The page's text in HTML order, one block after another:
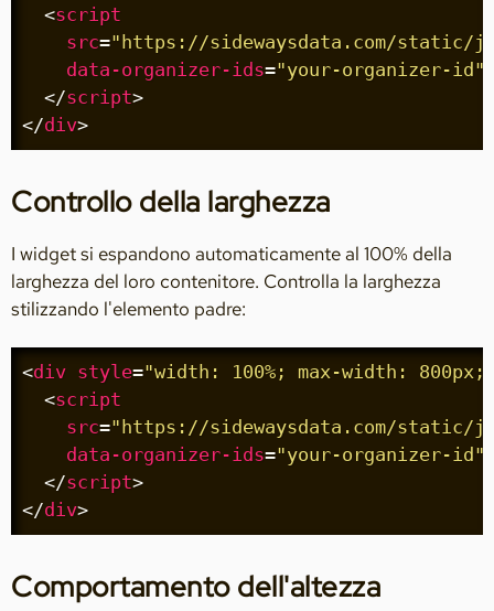
<script
src="https://sidewaysdata.com/static/
data-organizer-ids="your-organizer-id"
</script>
</div>
Controllo della larghezza
I widget si espandono automaticamente al 100% della
larghezza del loro contenitore. Controlla la larghezza
stilizzando l'elemento padre:
<div style="width: 100%; max-width:
<script
src="https://sidewaysdata.com/static/
data-organizer-ids="your-organizer-id"
</script>
</div>
Comportamento dell'altezza